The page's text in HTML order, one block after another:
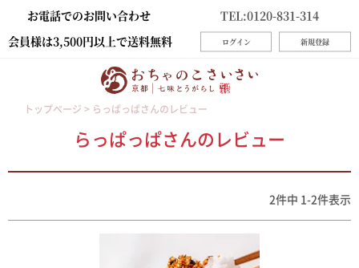
お電話でのお問い合わせ
TEL:0120-831-314
会員様は3,500円以上で送料無料
ログイン 新規登録
トップページ らっぱっぱさんのレビュー
らっぱっぱさんのレビュー
2件中 1 -2件表示